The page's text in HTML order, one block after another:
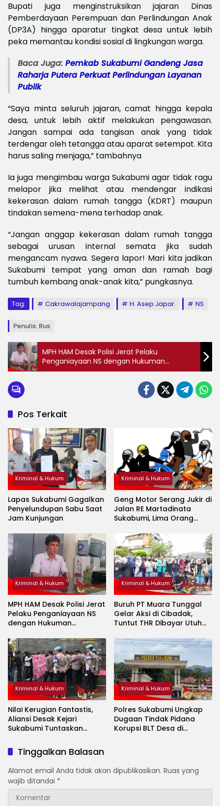
Bupati juga menginstruksikan jajaran Dinas
Pemberdayaan Perempuan dan Perlindungan Anak
(DP3A) hingga aparatur tingkat desa untuk lebih
peka memantau kondisi sosial di lingkungan warga.
Baca Juga: Pemkab Sukabumi Gandeng Jasa
Raharja Putera Perkuat Perlindungan Layanan
Publik
“Saya minta seluruh jajaran, camat hingga kepala
desa, untuk lebih aktif melakukan pengawasan.
Jangan sampai ada tangisan anak yang tidak
terdengar oleh tetangga atau aparat setempat. Kita
harus saling menjaga,” tambahnya
Ia juga mengimbau warga Sukabumi agar tidak ragu
melapor jika melihat atau mendengar indikasi
kekerasan dalam rumah tangga (KDRT) maupun
tindakan semena-mena terhadap anak.
“Jangan anggap kekerasan dalam rumah tangga
sebagai urusan internal semata jika sudah
mengancam nyawa. Segera lapor! Mari kita jadikan
Sukabumi tempat yang aman dan ramah bagi
tumbuh kembang anak-anak kita,” pungkasnya.
Tag: Cakrawalajampang H. Asep Japar. NS
Penulis: Rus
MPH HAM Desak Polisi Jerat Pelaku
Penganiayaan NS dengan Hukuman
Maksimal
Pos Terkait
Kriminal & Hukum
Lapas Sukabumi Gagalkan
Penyelundupan Sabu Saat
Jam Kunjungan
Kriminal & Hukum
Geng Motor Serang Jukir di
Jalan RE Martadinata
Sukabumi, Lima Orang
Kriminal & Hukum
MPH HAM Desak Polisi Jerat
Pelaku Penganiayaan NS
dengan Hukuman
Kriminal & Hukum
Buruh PT Muara Tunggal
Gelar Aksi di Cibadak,
Tuntut THR Dibayar Utuh
Kriminal & Hukum
Nilai Kerugian Fantastis,
Aliansi Desak Kejari
Sukabumi Tuntaskan
Rp976,7 Miliar
Kriminal & Hukum
Polres Sukabumi Ungkap
Dugaan Tindak Pidana
Korupsi BLT Desa di
Tinggalkan Balasan
Alamat email Anda tidak akan dipublikasikan. Ruas yang
wajib ditandai *